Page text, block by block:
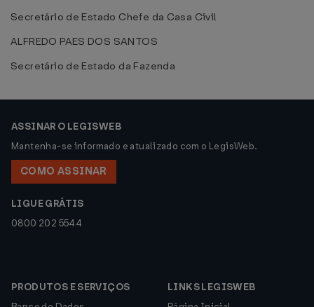
Secretário de Estado Chefe da Casa Civil
ALFREDO PAES DOS SANTOS
Secretário de Estado da Fazenda
ASSINAR O LEGISWEB
Mantenha-se informado e atualizado com o LegisWeb.
COMO ASSINAR
LIGUE GRÁTIS
0800 202 5544
PRODUTOS E SERVIÇOS
LINKS LEGISWEB